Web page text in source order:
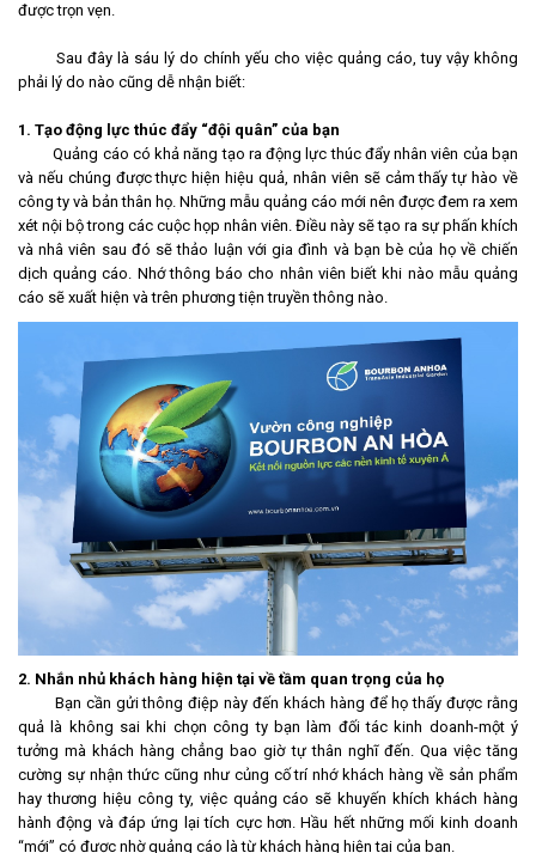
được trọn vẹn.
Sau đây là sáu lý do chính yếu cho việc quảng cáo, tuy vậy không
phải lý do nào cũng dễ nhận biết:
1. Tạo động lực thúc đẩy “đội quân” của bạn
Quảng cáo có khả năng tạo ra động lực thúc đẩy nhân viên của bạn
và nếu chúng được thực hiện hiệu quả, nhân viên sẽ cảm thấy tự hào về
công ty và bản thân họ. Những mẫu quảng cáo mới nên được đem ra xem
xét nội bộ trong các cuộc họp nhân viên. Điều này sẽ tạo ra sự phấn khích
và nhâ viên sau đó sẽ thảo luận với gia đình và bạn bè của họ về chiến
dịch quảng cáo. Nhớ thông báo cho nhân viên biết khi nào mẫu quảng
cáo sẽ xuất hiện và trên phương tiện truyền thông nào.
2. Nhắn nhủ khách hàng hiện tại về tầm quan trọng của họ
Bạn cần gửi thông điệp này đến khách hàng để họ thấy được rằng
quả là không sai khi chọn công ty bạn làm đối tác kinh doanh-một ý
tưởng mà khách hàng chẳng bao giờ tự thân nghĩ đến. Qua việc tăng
cường sự nhận thức cũng như củng cố trí nhớ khách hàng về sản phẩm
hay thương hiệu công ty, việc quảng cáo sẽ khuyến khích khách hàng
hành động và đáp ứng lại tích cực hơn. Hầu hết những mối kinh doanh
“mới” có được nhờ quảng cáo là từ khách hàng hiện tại của bạn.